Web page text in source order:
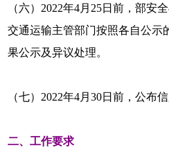
（六）2022年4月25日前，部安
交通运输主管部门按照各自公示
果公示及异议处理。
（七）2022年4月30日前，公布
二、工作要求